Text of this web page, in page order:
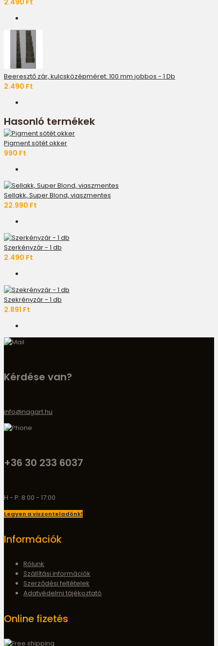
Beeresztő zár, kulcsközépméret: 100 mm jobbos - 1 Db
2.490 Ft
Hasonló termékek
Pigment sötét okker
990 Ft
Sellakk, Super Blond, viaszmentes
22.990 Ft
Szerkényzár - 1 db
2.490 Ft
Szekrényzár - 1 db
2.891 Ft
Kérdése van?
info@nagart.hu
+36 30 233 6037
H - P: 8:00 - 17:00
Legyen a viszonteladónk!
Információk
Rólunk
Szállítási információk
Szerződési feltételek
Adatvédelmi tájékoztató
Online fizetés